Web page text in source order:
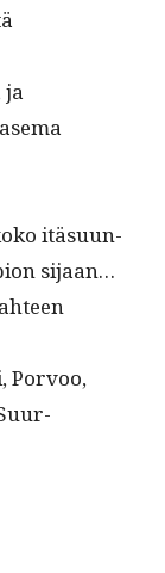
ja
itä­su­un­
sijaan…
Por­voo,